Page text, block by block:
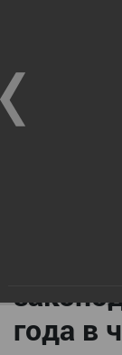
года в